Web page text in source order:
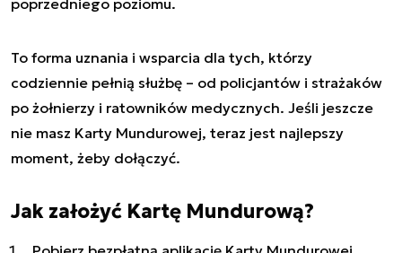
To forma uznania i wsparcia dla tych, którzy
codziennie pełnią służbę – od policjantów i strażaków
po żołnierzy i ratowników medycznych. Jeśli jeszcze
nie masz Karty Mundurowej, teraz jest najlepszy
moment, żeby dołączyć.
Jak założyć Kartę Mundurową?